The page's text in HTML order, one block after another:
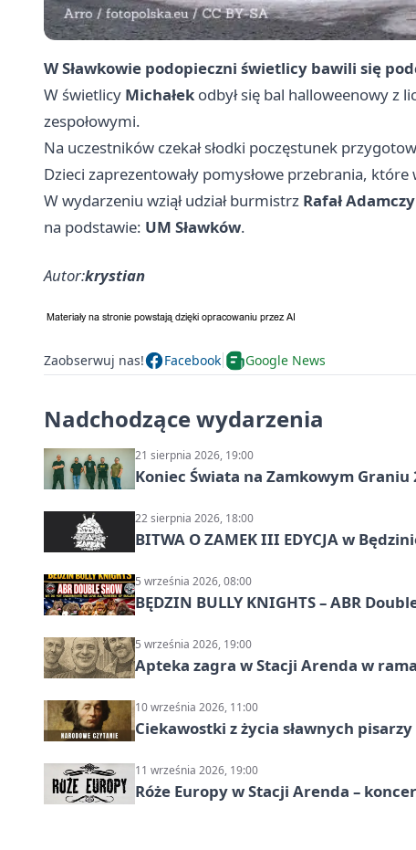
W Sławkowie podopieczni świetlicy bawili się
W świetlicy Michałek odbył się bal halloweenowy z
zespołowymi.
Na uczestników czekał słodki poczęstunek
Dzieci zaprezentowały pomysłowe przebrania,
W wydarzeniu wziął udział burmistrz Rafał
na podstawie: UM Sławków.
Autor:krystian
Zaobserwuj nas! Facebook Google News
Nadchodzące wydarzenia
21 sierpnia 2026, 19:00
Koniec Świata na Zamkowym Graniu
22 sierpnia 2026, 18:00
BITWA O ZAMEK III EDYCJA w
5 września 2026, 08:00
BĘDZIN BULLY KNIGHTS – ABR
5 września 2026, 19:00
Apteka zagra w Stacji Arenda w
10 września 2026, 11:00
Ciekawostki z życia sławnych
11 września 2026, 19:00
Róże Europy w Stacji Arenda –